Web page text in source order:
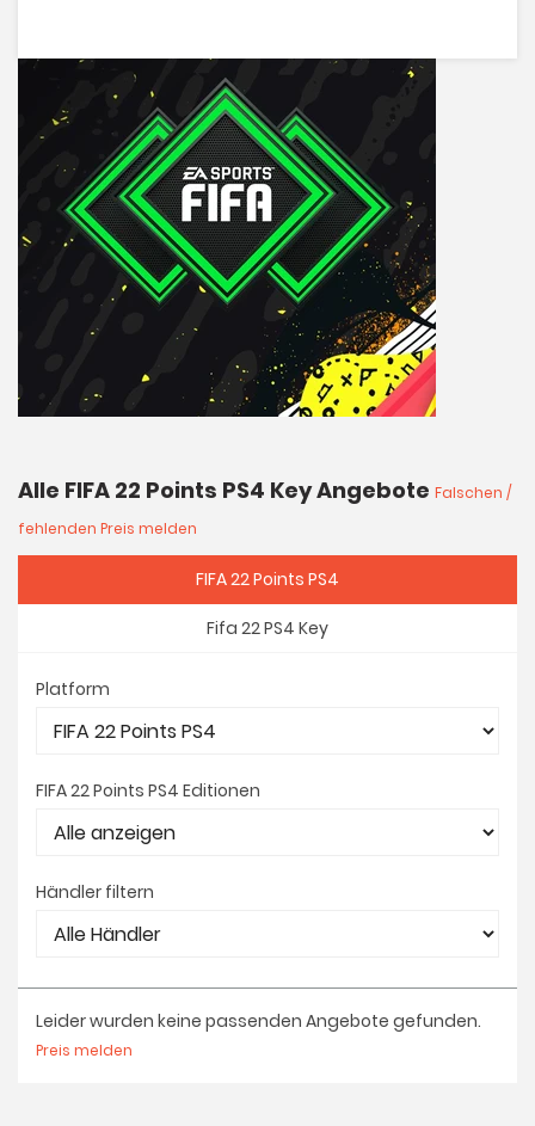
Alle FIFA 22 Points PS4 Key Angebote Falschen /
fehlenden Preis melden
FIFA 22 Points PS4
Fifa 22 PS4 Key
Platform
FIFA 22 Points PS4 Editionen
Händler filtern
Leider wurden keine passenden Angebote gefunden.
Preis melden